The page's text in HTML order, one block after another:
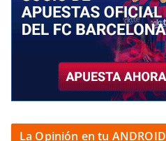
La Opinión en tu ANDROID